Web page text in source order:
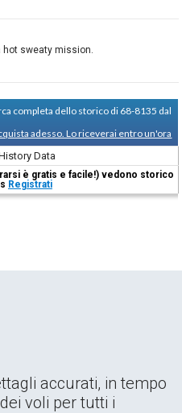
sweaty mission.
completa dello storico di 68-8135 dal
adesso. Lo riceverai entro un'ora
Data
è gratis e facile!) vedono storico
Registrati
accurati, in tempo
voli per tutti i